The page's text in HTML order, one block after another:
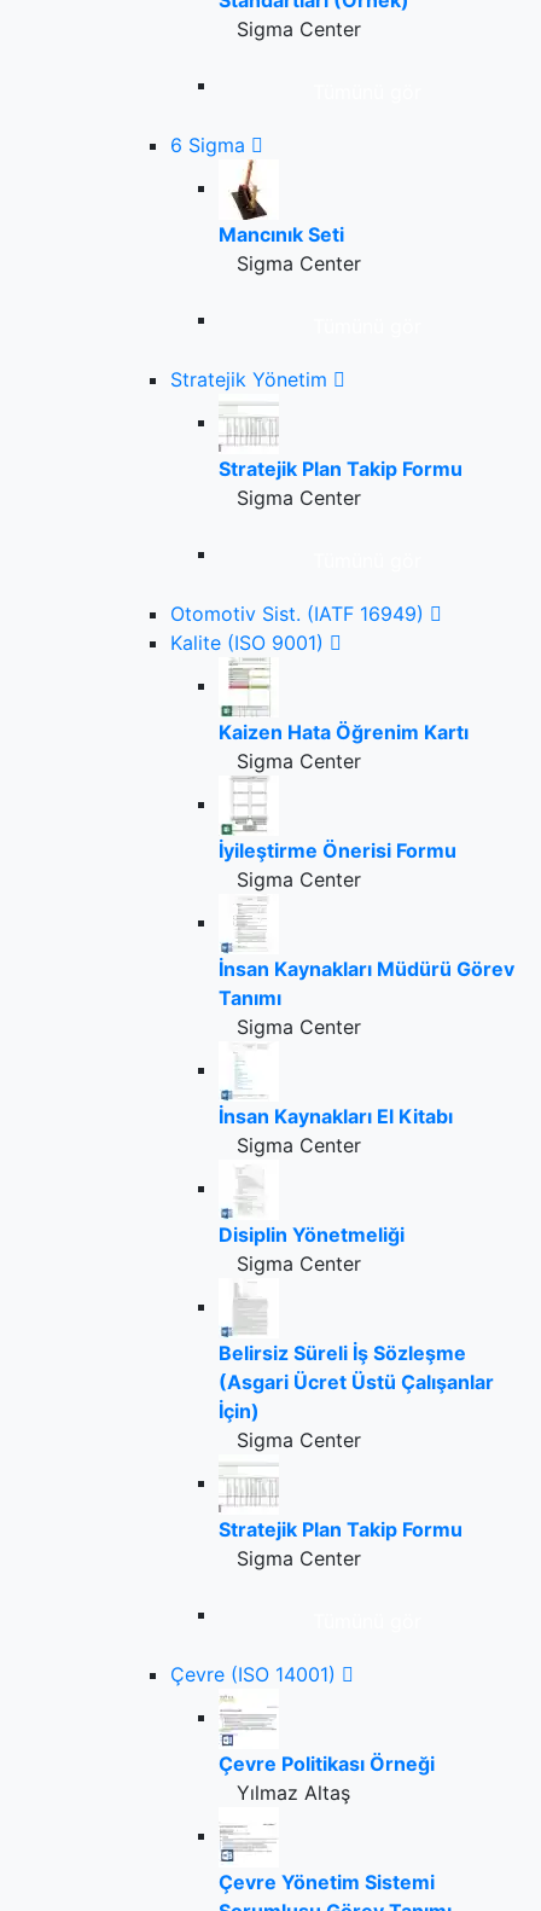
Sigma Center
6 Sigma
Mancınık Seti
Sigma Center
Stratejik Yönetim
Stratejik Plan Takip Formu
Sigma Center
Otomotiv Sist. (IATF 16949)
Kalite (ISO 9001)
Kaizen Hata Öğrenim Kartı
Sigma Center
İyileştirme Önerisi Formu
Sigma Center
İnsan Kaynakları Müdürü Görev
Tanımı
Sigma Center
İnsan Kaynakları El Kitabı
Sigma Center
Disiplin Yönetmeliği
Sigma Center
Belirsiz Süreli İş Sözleşme
(Asgari Ücret Üstü Çalışanlar
İçin)
Sigma Center
Stratejik Plan Takip Formu
Sigma Center
Çevre (ISO 14001)
Çevre Politikası Örneği
Yılmaz Altaş
Çevre Yönetim Sistemi